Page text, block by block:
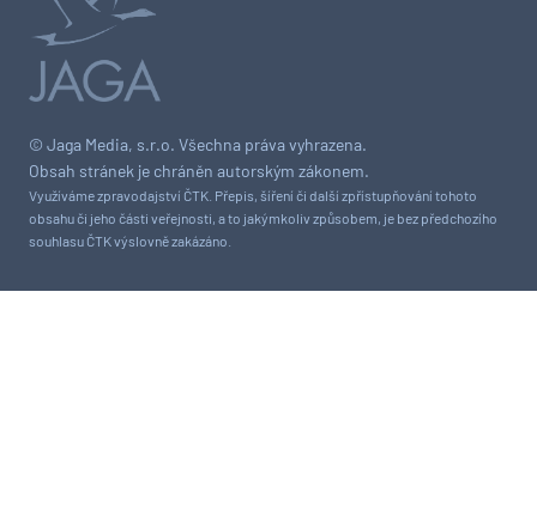
© Jaga Media, s.r.o. Všechna práva vyhrazena.
Obsah stránek je chráněn autorským zákonem.
Využíváme zpravodajství ČTK. Přepis, šíření či další zpřístupňování tohoto
obsahu či jeho části veřejnosti, a to jakýmkoliv způsobem, je bez předchozího
souhlasu ČTK výslovně zakázáno.